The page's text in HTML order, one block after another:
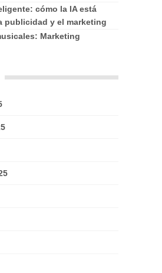
cómo la IA está
publicidad y el marketing
Marketing